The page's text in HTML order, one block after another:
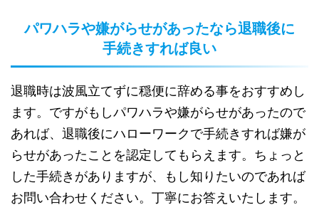
パワハラや嫌がらせがあったなら退職後に
手続きすれば良い
退職時は波風立てずに穏便に辞める事をおすすめし
ます。ですがもしパワハラや嫌がらせがあったので
あれば、退職後にハローワークで手続きすれば嫌が
らせがあったことを認定してもらえます。ちょっと
した手続きがありますが、もし知りたいのであれば
お問い合わせください。丁寧にお答えいたします。